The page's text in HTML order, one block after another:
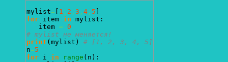
mylist= 1 , 2 , 3 , 4 , 5
for item in mylist:
   item
= 0
# mylist не меняется!
print ( mylist )
# [1, 2, 3, 4, 5]
n=5
for i in range ( n ) :